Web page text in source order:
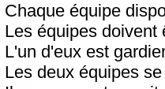
Chaque équipe
Les équipes doivent
L'un d'eux est
Les deux équipes